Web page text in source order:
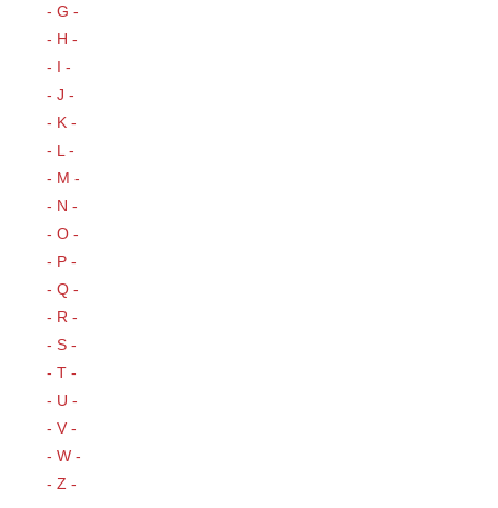
- G -
- H -
- I -
- J -
- K -
- L -
- M -
- N -
- O -
- P -
- Q -
- R -
- S -
- T -
- U -
- V -
- W -
- Z -